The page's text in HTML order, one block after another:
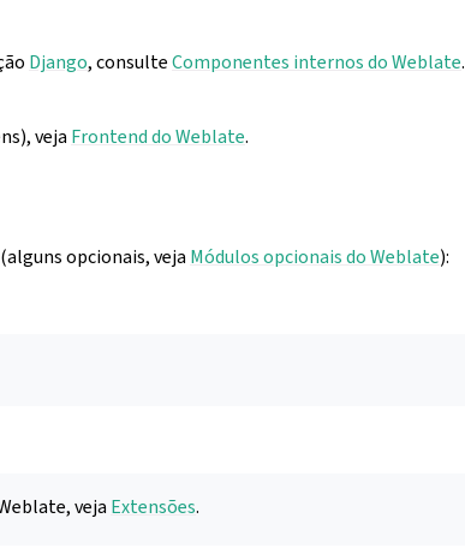
Django, consulteComponentes internos do Weblate.
veja Frontend do Weblate.
opcionais, veja Módulos opcionais do Weblate):
veja Extensões.